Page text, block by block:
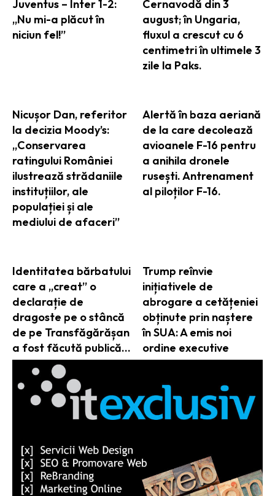
Juventus – Inter 1-2:
„Nu mi-a plăcut în
niciun fel!”
Cernavodă din 3
august; în Ungaria,
fluxul a crescut cu 6
centimetri în ultimele 3
zile la Paks.
Nicușor Dan, referitor
la decizia Moody’s:
„Conservarea
ratingului României
ilustrează strădaniile
instituțiilor, ale
populației și ale
mediului de afaceri”
Alertă în baza aeriană
de la care decolează
avioanele F-16 pentru
a anihila dronele
rusești. Antrenament
al piloților F-16.
Identitatea bărbatului
care a „creat” o
declarație de
dragoste pe o stâncă
de pe Transfăgărășan
a fost făcută publică…
Trump reînvie
inițiativele de
abrogare a cetățeniei
obținute prin naștere
în SUA: A emis noi
ordine executive